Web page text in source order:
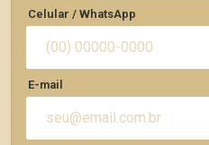
Celular / WhatsApp
E-mail